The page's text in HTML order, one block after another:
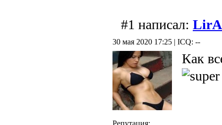
#1 написал:
30 мая 2020 17:25 | ICQ: --
Как